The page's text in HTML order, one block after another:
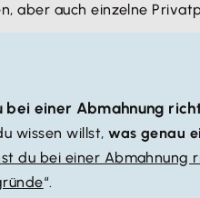
aber auch einzelne
bei einer Abmahnung
wissen willst,was genau
du bei einer Abmahnung
“.